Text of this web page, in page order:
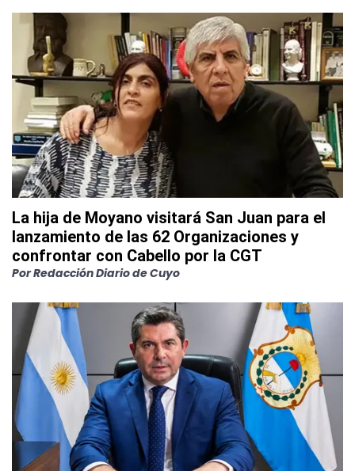
La hija de Moyano visitará San Juan para el
lanzamiento de las 62 Organizaciones y
confrontar con Cabello por la CGT
PorRedacción Diario de Cuyo